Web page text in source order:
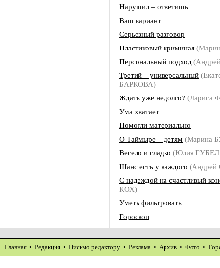
Нарушил – ответишь
Ваш вариант
Серьезный разговор
Пластиковый криминал
Персональный подход
Третий – универсальный
БАРКОВА)
Ждать уже недолго?
Ума хватает
Помогли материально
О Таймыре – детям (Марина
Весело и сладко (Юлия
Шанс есть у каждого
С надеждой на счастливый
КОХ)
Уметь фильтровать
Гороскоп
Главная • Редакция • Письмо редактору • Реклама • Архив • Фото •